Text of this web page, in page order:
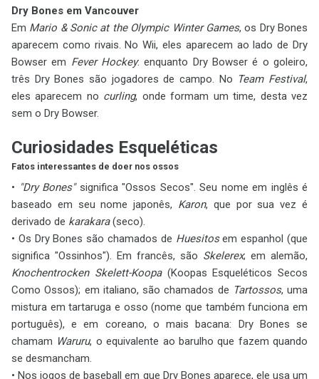
Dry Bones em Vancouver
Em Mario & Sonic at the Olympic Winter Games, os Dry Bones
aparecem como rivais. No Wii, eles aparecem ao lado de Dry
Bowser em Fever Hockey: enquanto Dry Bowser é o goleiro,
três Dry Bones são jogadores de campo. No Team Festival,
eles aparecem no curling, onde formam um time, desta vez
sem o Dry Bowser.
Curiosidades Esqueléticas
Fatos interessantes de doer nos ossos
• "Dry Bones"significa "Ossos Secos". Seu nome em inglês é
baseado em seu nome japonês, Karon, que por sua vez é
derivado de karakara(seco).
• Os Dry Bones são chamados de Huesitosem espanhol (que
significa "Ossinhos"). Em francês, são Skelerex; em alemão,
Knochentrocken Skelett-Koopa(Koopas Esqueléticos Secos
Como Ossos); em italiano, são chamados de Tartossos, uma
mistura em tartaruga e osso (nome que também funciona em
português), e em coreano, o mais bacana: Dry Bones se
chamam Waruru, o equivalente ao barulho que fazem quando
se desmancham.
• Nos jogos de baseball em que Dry Bones aparece, ele usa um